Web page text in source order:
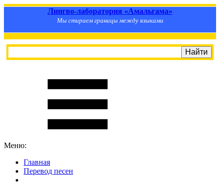
Лингво-лаборатория «Амальгама»
Мы стираем границы между языками
Меню:
Главная
Перевод песен